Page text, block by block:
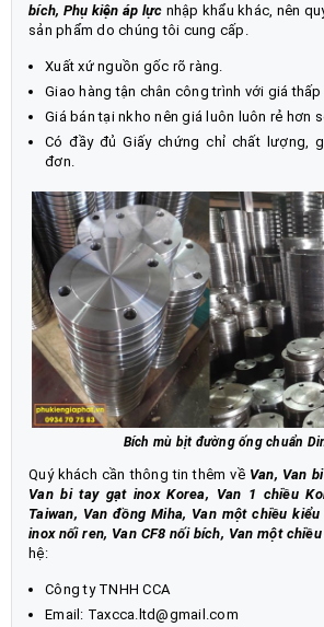
bích, Phụ kiện áp lực nhập khẩu khác, nên
sản phẩm do chúng tôi cung cấp.
Xuất xứ nguồn gốc rõ ràng.
Giao hàng tận chân công trình với giá thấp
Giá bán tại nkho nên giá luôn luôn rẻ hơn
Có đầy đủ Giấy chứng chỉ chất lượng,
đơn.
Bích mù bịt đường ống chuẩn
Quý khách cần thông tin thêm về Van, Van
Van bi tay gạt inox Korea, Van 1 chiều
Taiwan, Van đồng Miha, Van một chiều
inox nối ren, Van CF8 nối bích, Van một
hệ:
Công ty TNHH CCA
Email: Taxcca.ltd@gmail.com